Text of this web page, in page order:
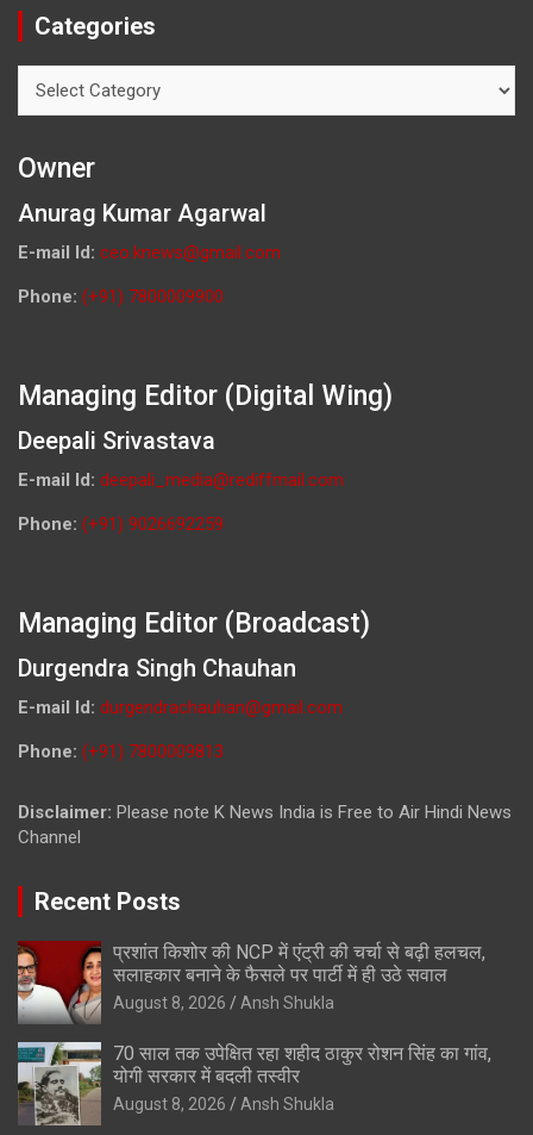
Categories
Owner
Anurag Kumar Agarwal
E-mail Id: ceo.knews@gmail.com
Phone: (+91) 7800009900
Managing Editor (Digital Wing)
Deepali Srivastava
E-mail Id: deepali_media@rediffmail.com
Phone: (+91) 9026692259
Managing Editor (Broadcast)
Durgendra Singh Chauhan
E-mail Id: durgendrachauhan@gmail.com
Phone: (+91) 7800009813
Disclaimer: Please note K News India is Free to Air Hindi News
Channel
Recent Posts
प्रशांत किशोर की NCP में एंट्री की चर्चा से बढ़ी हलचल,
सलाहकार बनाने के फैसले पर पार्टी में ही उठे सवाल
August 8, 2026 Ansh Shukla
70 साल तक उपेक्षित रहा शहीद ठाकुर रोशन सिंह का गांव,
योगी सरकार में बदली तस्वीर
August 8, 2026 Ansh Shukla